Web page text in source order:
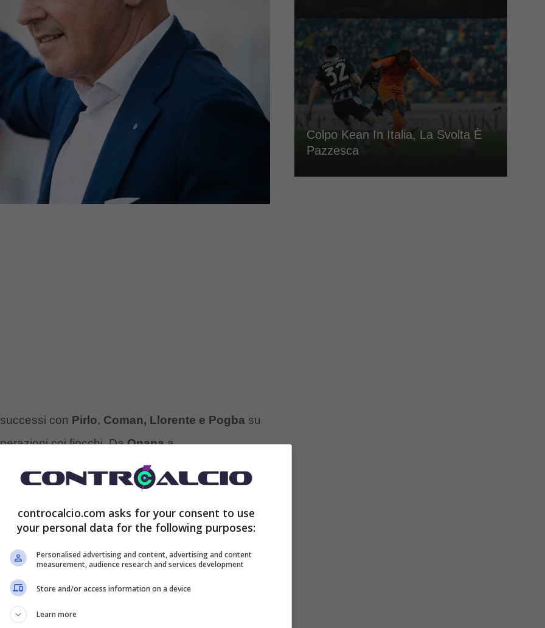
con Pirlo, Coman, Llorente e Pogba su
coi fiocchi. DaOnanaa
con
. Questione di fiuto verrebbe da
anche di tante situazioni.
alcuni rinnovi si complicano, e potrebbe ben
il suo club che resta ancora pericolosamente
il
calciatore. Ecco perché Marotta può
altro club di Serie A che starebbe valutando
Colpo Kean In Italia, La Svolta È
Pazzesca
controcalcio.com asks for your consent to use
your personal data for the following purposes:
Personalised advertising and content, advertising and content
measurement, audience research and services development
Store and/or access information on a device
Learn more